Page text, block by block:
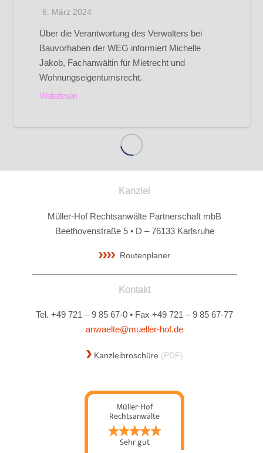
6. März 2024
Über die Verantwortung des Verwalters bei
Bauvorhaben der WEG informiert Michelle
Jakob, Fachanwältin für Mietrecht und
Wohnungseigentumsrecht.
Weiterlesen
Kanzlei
Müller-Hof Rechtsanwälte Partnerschaft mbB
Beethovenstraße 5 • D – 76133 Karlsruhe
Routenplaner
Kontakt
Tel. +49 721 – 9 85 67-0 • Fax +49 721 – 9 85 67-77
anwaelte@mueller-hof.de
Kanzleibroschüre (PDF)
Müller-Hof
Rechtsanwälte
Partnerschaft mbB
Sehr gut